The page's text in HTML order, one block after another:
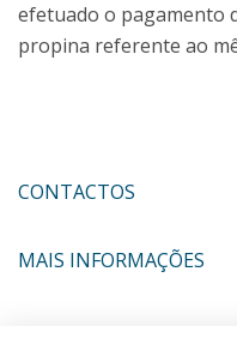
efetuado o pagamento
propina referente ao
CONTACTOS
MAIS INFORMAÇÕES